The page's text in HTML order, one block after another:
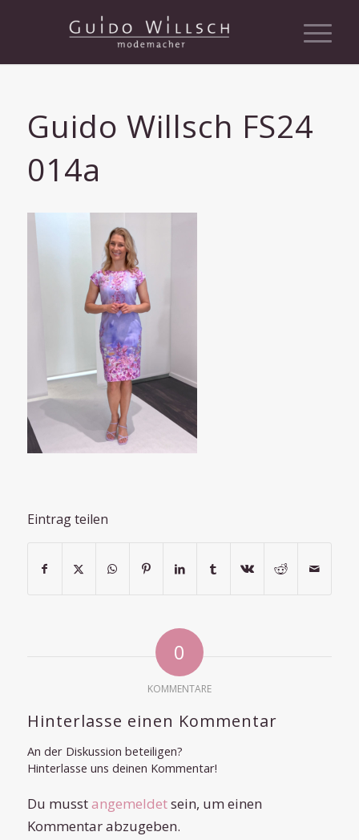
Guido Willsch FS24
014a
Eintrag teilen
0
KOMMENTARE
Hinterlasse einen Kommentar
An der Diskussion beteiligen?
Hinterlasse uns deinen Kommentar!
Du musstangemeldetsein, um einen
Kommentar abzugeben.